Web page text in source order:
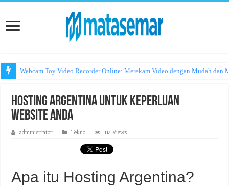
Webcam Toy Video Recorder Online: Merekam Video dengan Mudah dan
Hosting Argentina untuk Keperluan
Website Anda
administrator Tekno 114 Views
Apa itu Hosting Argentina?